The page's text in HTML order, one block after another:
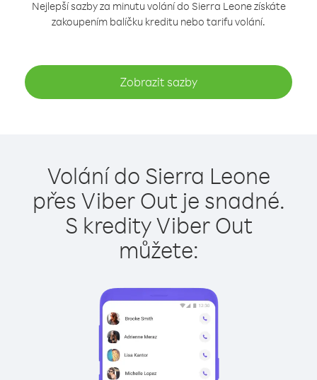
Nejlepší sazby za minutu volání do Sierra Leone získáte
zakoupením balíčku kreditu nebo tarifu volání.
Zobrazit sazby
Volání do Sierra Leone
přes Viber Out je snadné.
S kredity Viber Out
můžete: